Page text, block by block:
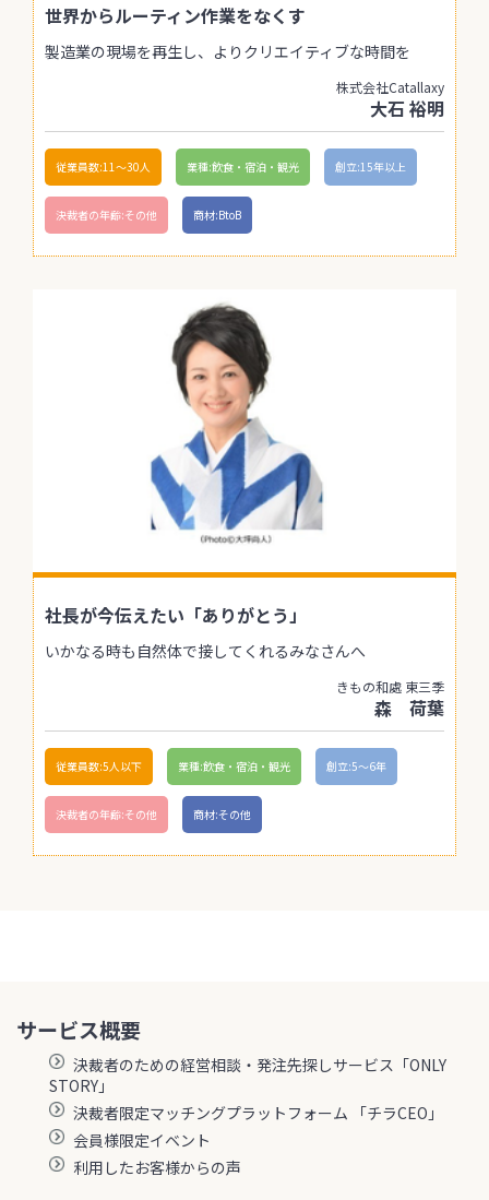
世界からルーティン作業をなくす
製造業の現場を再生し、よりクリエイティブな時間を
株式会社Catallaxy
大石 裕明
従業員数:11〜30人 業種:飲食・宿泊・観光 創立:15年以上
決裁者の年齢:その他 商材:BtoB
社長が今伝えたい「ありがとう」
いかなる時も自然体で接してくれるみなさんへ
きもの和處 東三季
森 荷葉
従業員数:5人以下 業種:飲食・宿泊・観光 創立:5〜6年
決裁者の年齢:その他 商材:その他
サービス概要
決裁者のための経営相談・発注先探しサービス「ONLY
STORY」
決裁者限定マッチングプラットフォーム 「チラCEO」
会員様限定イベント
利用したお客様からの声